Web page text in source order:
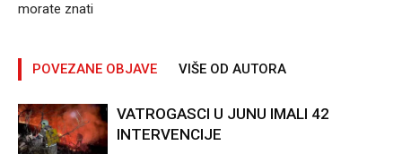
morate znati
POVEZANE OBJAVE VIŠE OD AUTORA
VATROGASCI U JUNU IMALI 42
INTERVENCIJE